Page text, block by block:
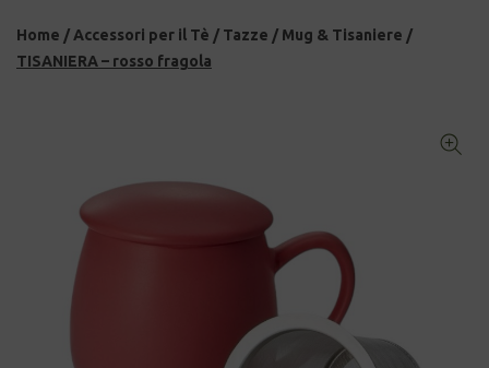
Home / Accessori per il Tè / Tazze / Mug & Tisaniere /
TISANIERA – rosso fragola